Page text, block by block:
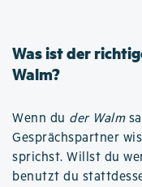
Was ist der
Walm?
Wenn du der Walm
Gesprächspartner
sprichst. Willst du
benutzt du